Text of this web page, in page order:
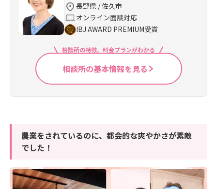
長野県 / 佐久市
オンライン面談対応
IBJ AWARD PREMIUM受賞
相談所の特徴、料金プランがわかる
相談所の基本情報を見る
農業をされているのに、都会的な爽やかさが素敵
でした！